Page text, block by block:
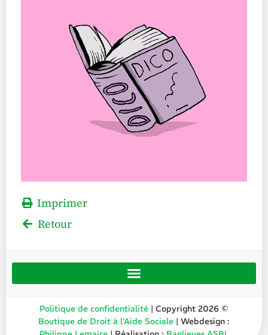
Imprimer
Retour
Politique de confidentialité | Copyright 2026 ©
Boutique de Droit à l’Aide Sociale | Webdesign :